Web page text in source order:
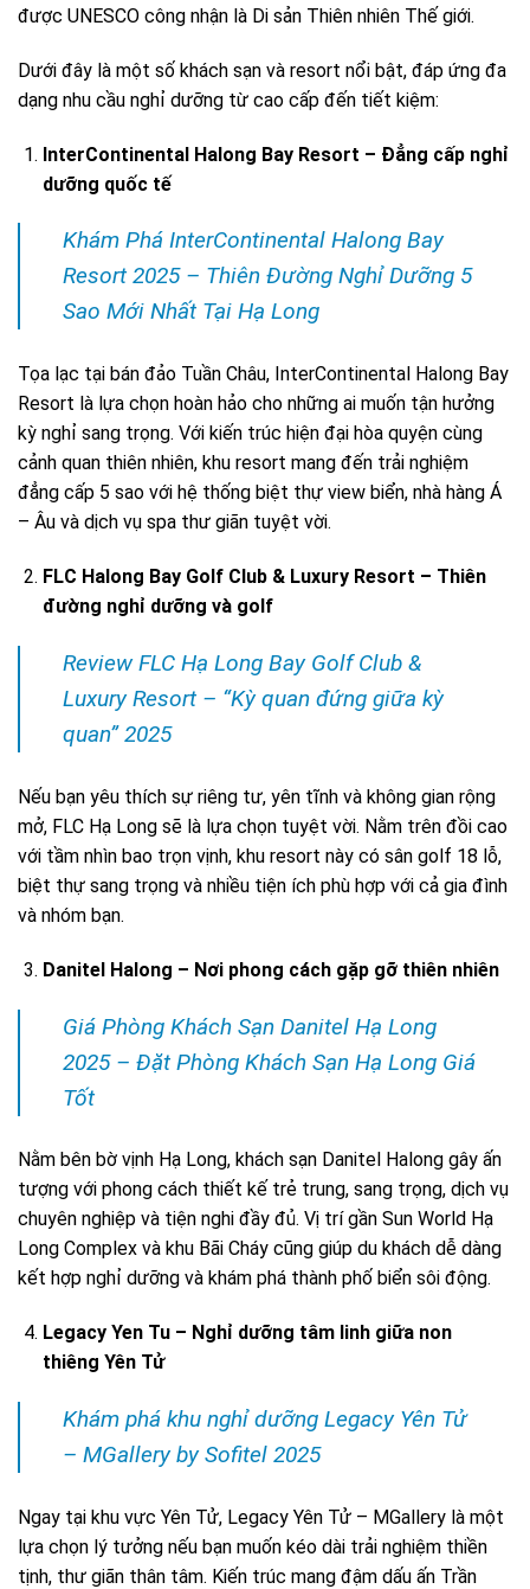
được UNESCO công nhận là Di sản Thiên nhiên Thế giới.
Dưới đây là một số khách sạn và resort nổi bật, đáp ứng đa
dạng nhu cầu nghỉ dưỡng từ cao cấp đến tiết kiệm:
InterContinental Halong Bay Resort – Đẳng cấp nghỉ
dưỡng quốc tế
Khám Phá InterContinental Halong Bay
Resort 2025 – Thiên Đường Nghỉ Dưỡng 5
Sao Mới Nhất Tại Hạ Long
Tọa lạc tại bán đảo Tuần Châu, InterContinental Halong Bay
Resort là lựa chọn hoàn hảo cho những ai muốn tận hưởng
kỳ nghỉ sang trọng. Với kiến trúc hiện đại hòa quyện cùng
cảnh quan thiên nhiên, khu resort mang đến trải nghiệm
đẳng cấp 5 sao với hệ thống biệt thự view biển, nhà hàng Á
– Âu và dịch vụ spa thư giãn tuyệt vời.
FLC Halong Bay Golf Club & Luxury Resort – Thiên
đường nghỉ dưỡng và golf
Review FLC Hạ Long Bay Golf Club &
Luxury Resort – “Kỳ quan đứng giữa kỳ
quan” 2025
Nếu bạn yêu thích sự riêng tư, yên tĩnh và không gian rộng
mở, FLC Hạ Long sẽ là lựa chọn tuyệt vời. Nằm trên đồi cao
với tầm nhìn bao trọn vịnh, khu resort này có sân golf 18 lỗ,
biệt thự sang trọng và nhiều tiện ích phù hợp với cả gia đình
và nhóm bạn.
Danitel Halong – Nơi phong cách gặp gỡ thiên nhiên
Giá Phòng Khách Sạn Danitel Hạ Long
2025 – Đặt Phòng Khách Sạn Hạ Long Giá
Tốt
Nằm bên bờ vịnh Hạ Long, khách sạn Danitel Halong gây ấn
tượng với phong cách thiết kế trẻ trung, sang trọng, dịch vụ
chuyên nghiệp và tiện nghi đầy đủ. Vị trí gần Sun World Hạ
Long Complex và khu Bãi Cháy cũng giúp du khách dễ dàng
kết hợp nghỉ dưỡng và khám phá thành phố biển sôi động.
Legacy Yen Tu – Nghỉ dưỡng tâm linh giữa non
thiêng Yên Tử
Khám phá khu nghỉ dưỡng Legacy Yên Tử
– MGallery by Sofitel 2025
Ngay tại khu vực Yên Tử, Legacy Yên Tử – MGallery là một
lựa chọn lý tưởng nếu bạn muốn kéo dài trải nghiệm thiền
tịnh, thư giãn thân tâm. Kiến trúc mang đậm dấu ấn Trần